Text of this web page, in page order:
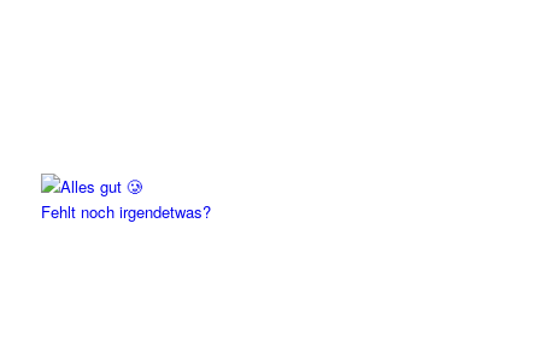
Fehlt noch irgendetwas?